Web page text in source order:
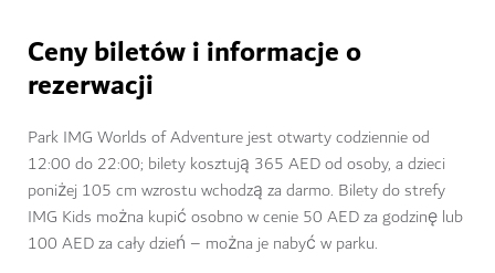
Ceny biletów i informacje o
rezerwacji
Park IMG Worlds of Adventure jest otwarty codziennie od
12:00 do 22:00; bilety kosztują 365 AED od osoby, a dzieci
poniżej 105 cm wzrostu wchodzą za darmo. Bilety do strefy
IMG Kids można kupić osobno w cenie 50 AED za godzinę lub
100 AED za cały dzień – można je nabyć w parku.